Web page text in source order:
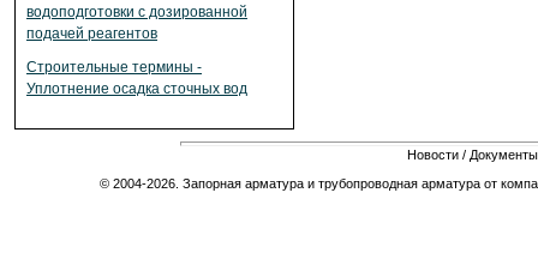
водоподготовки с дозированной
подачей реагентов
Строительные термины -
Уплотнение осадка сточных вод
Новости / Документы
© 2004-2026. Запорная арматура и трубопроводная арматура от